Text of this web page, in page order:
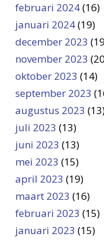
februari 2024(16)
januari 2024(19)
december 2023
november 2023
oktober 2023 (14)
september 2023
augustus 2023
juli 2023 (13)
juni 2023 (13)
mei 2023 (15)
april 2023 (19)
maart 2023 (16)
februari 2023 (15)
januari 2023 (15)